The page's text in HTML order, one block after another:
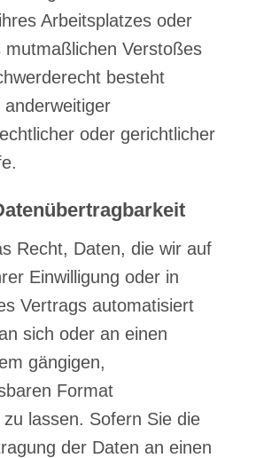
Arbeitsplatzes oder
Verstoßes
besteht
oder gerichtlicher
Recht, Daten, die wir auf
Einwilligung oder in
Vertrags automatisiert
sich oder an einen
gängigen,
Format
lassen. Sofern Sie die
der Daten an einen